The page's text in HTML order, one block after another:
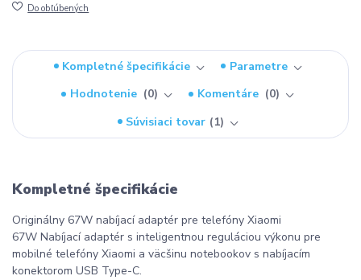
Do obľúbených
Kompletné špecifikácie
Parametre
Hodnotenie
0 Komentáre
0
Súvisiaci tovar
1
Kompletné špecifikácie
Originálny 67W nabíjací adaptér pre telefóny Xiaomi
67W Nabíjací adaptér s inteligentnou reguláciou výkonu pre
mobilné telefóny Xiaomi a väcšinu notebookov s nabíjacím
konektorom USB Type-C.